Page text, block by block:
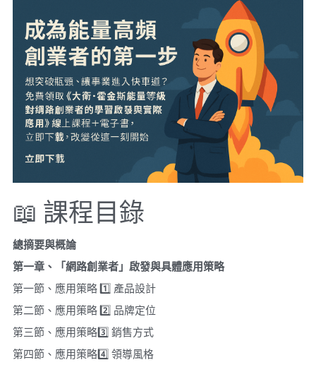
📖 課程目錄
總摘要與概論
第一章、「網路創業者」啟發與具體應用策略
第一節、應用策略 1️⃣ 產品設計
第二節、應用策略 2️⃣ 品牌定位
第三節、應用策略3️⃣ 銷售方式
第四節、應用策略4️⃣ 領導風格